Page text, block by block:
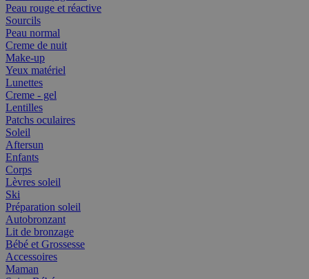
Peau rouge et réactive
Sourcils
Peau normal
Creme de nuit
Make-up
Yeux matériel
Lunettes
Creme - gel
Lentilles
Patchs oculaires
Soleil
Aftersun
Enfants
Corps
Lèvres soleil
Ski
Préparation soleil
Autobronzant
Lit de bronzage
Bébé et Grossesse
Accessoires
Maman